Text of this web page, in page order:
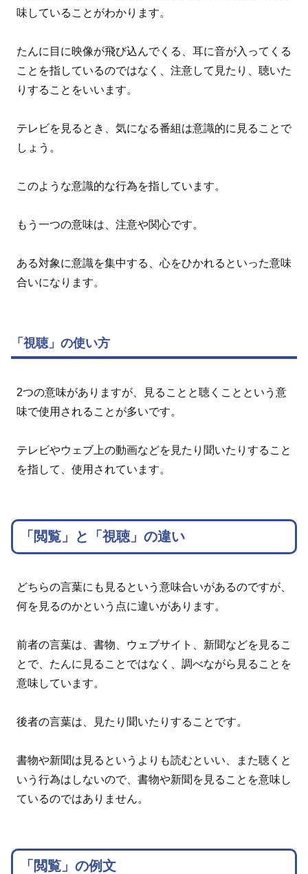
味していることがわかります。
たんに目に映像が飛び込んでくる、耳に音が入ってくる
ことを指しているのではなく、注意して見たり、聴いた
りすることをいいます。
テレビを見るとき、気になる番組は意識的に見ることで
しょう。
このような意識的な行為を指しています。
もう一つの意味は、注意や関心です。
ある対象に意識を集中する、心をひかれるといった意味
合いになります。
「視聴」の使い方
2つの意味がありますが、見ることと聴くことという意
味で使用されることが多いです。
テレビやウェブ上の動画などを見たり聞いたりすること
を指して、使用されています。
「閲覧」と「視聴」の違い
どちらの言葉にも見るという意味合いがあるのですが、
何を見るのかという点に違いがあります。
前者の言葉は、書物、ウェブサイト、新聞などを見るこ
とで、たんに見ることではなく、調べながら見ることを
意味しています。
後者の言葉は、見たり聞いたりすることです。
書物や新聞は見るというよりも読むといい、また聴くと
いう行為はしないので、書物や新聞を見ることを意味し
ているのではありません。
「閲覧」の例文